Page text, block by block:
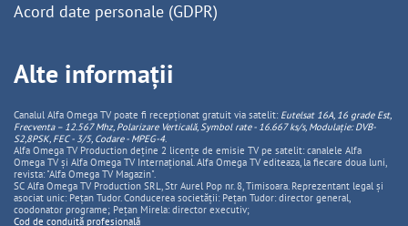
Acord date personale (GDPR)
Alte informații
Canalul Alfa Omega TV poate fi recepționat gratuit via satelit: Eutelsat 16A, 16 grade Est,
Frecventa – 12.567 Mhz, PolarizareVerticală, Symbol rate - 16.667 ks/s, Modulație: DVB-
S2,8PSK, FEC - 3/5, Codare - MPEG-4.
Alfa Omega TV Production deține 2 licențe de emisie TV pe satelit: canalele Alfa
Omega TV și Alfa Omega TV Internațional. Alfa Omega TV editeaza, la fiecare doua luni,
revista: "Alfa Omega TV Magazin".
SC Alfa Omega TV Production SRL, Str Aurel Pop nr. 8, Timisoara. Reprezentant legal și
asociat unic: Pețan Tudor. Conducerea societății: Pețan Tudor: director general,
coodonator programe; Pețan Mirela: director executiv;
Cod de conduită profesională